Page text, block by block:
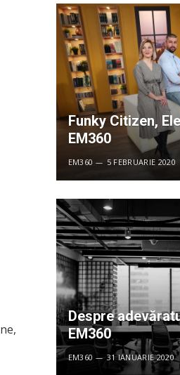
Funky Citizen,
EM360
EM360 5 FEBRUARIE 2020
Despre
EM360
EM360 31 IANUARIE 2020